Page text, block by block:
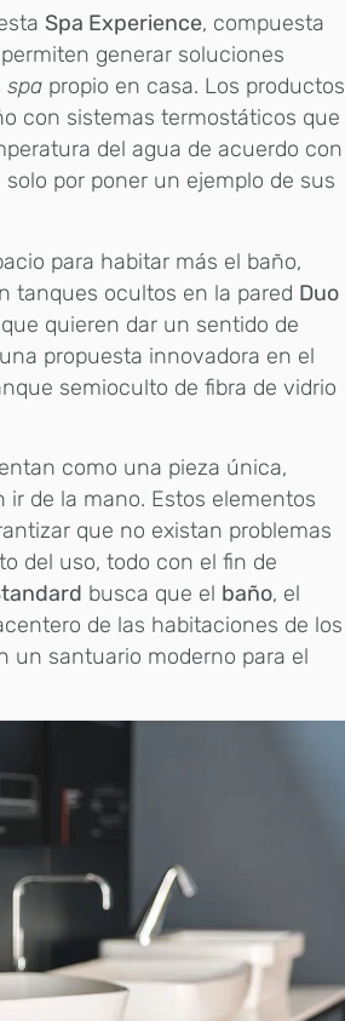
Spa Experience, compuesta
generar soluciones
spa propio en casa. Los productos
con sistemas termostáticos que
del agua de acuerdo con
por poner un ejemplo de sus
para habitar más el baño,
tanques ocultos en la pared Duo
quieren dar un sentido de
propuesta innovadora en el
semioculto de fibra de vidrio
como una pieza única,
de la mano. Estos elementos
que no existan problemas
del uso, todo con el fin de
busca que el baño, el
de las habitaciones de los
un santuario moderno para el